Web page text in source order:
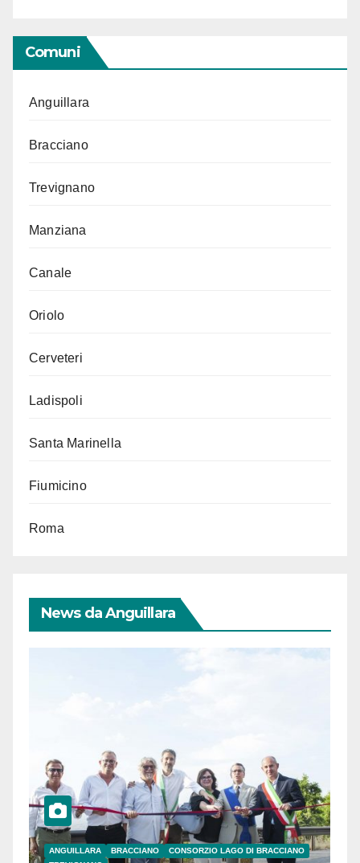
Comuni
Anguillara
Bracciano
Trevignano
Manziana
Canale
Oriolo
Cerveteri
Ladispoli
Santa Marinella
Fiumicino
Roma
News da Anguillara
ANGUILLARA BRACCIANO
CONSORZIO LAGO DI BRACCIANO